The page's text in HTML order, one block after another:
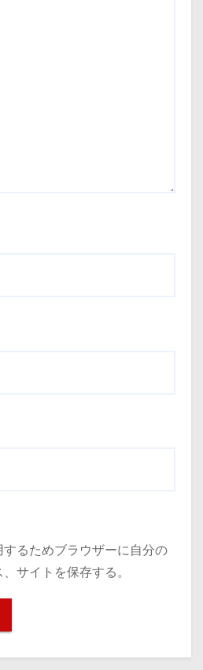
るためブラウザーに自分の
サイトを保存する。